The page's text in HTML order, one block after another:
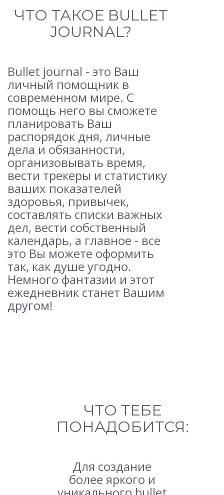
ЧТО ТАКОЕ BULLET
JOURNAL?
Bullet journal - это Ваш
личный помощник в
современном мире. С
помощь него вы сможете
планировать Ваш
распорядок дня, личные
дела и обязанности,
организовывать время,
вести трекеры и статистику
ваших показателей
здоровья, привычек,
составлять списки важных
дел, вести собственный
календарь, а главное - все
это Вы можете оформить
так, как душе угодно.
Немного фантазии и этот
ежедневник станет Вашим
другом!
ЧТО ТЕБЕ
ПОНАДОБИТСЯ:
Для создание
более яркого и